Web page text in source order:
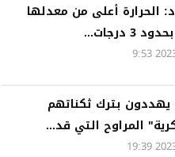
الحرارة أعلى من معدلها
3 درجات...
يهددون بترك ثكناتهم
المراوح التي قد...